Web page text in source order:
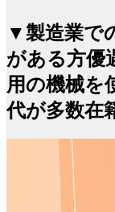
▼製造業で
がある方優
用の機械を
代が多数在